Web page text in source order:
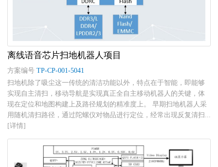
离线语音芯片扫地机器人项目
方案编号 TP-CP-001-5041
扫地机除了吸尘这一传统的清洁功能以外，特点在于智能，即能够
实现自主清扫，移动导航是实现真正全自主移动机器人的关键，体
现在定位和地图构建上及路径规划的精准度上。 早期扫地机器人采
用随机清扫路径，通过陀螺仪对物品进行定位，经常出现反复清扫...
[详情]